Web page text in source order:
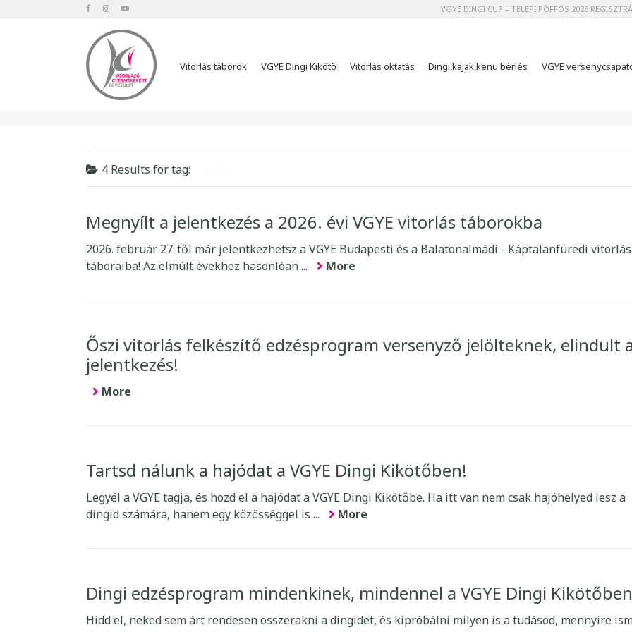
VGYE DINGI CUP – TELEPI PÖFFÖS 2026
Vitorlás táborok VGYE Dingi Kikötő Vitorlás oktatás Dingi,kajak,kenu bérlés VGYE
4 Results fortag:
Megnyílt a jelentkezés a 2026. évi VGYE vitorlás táborokba
2026. február 27-től már jelentkezhetsz a VGYE Budapesti és a Balatonalmádi - Káptalanfüredi vitorlás
táboraiba! Az elmúlt évekhez hasonlóan ...
More
Őszi vitorlás felkészítő edzésprogram versenyző jelölteknek, elindult
jelentkezés!
More
Tartsd nálunk a hajódat a VGYE Dingi Kikötőben!
Legyél a VGYE tagja, és hozd el a hajódat a VGYE Dingi Kikötőbe. Ha itt van nem csak hajóhelyed lesz a
dingid számára, hanem egy közösséggel is ...
More
Dingi edzésprogram mindenkinek, mindennel a VGYE Dingi Kikötőben
Hidd el, neked sem árt rendesen összerakni a dingidet, és kipróbálni milyen is a tudásod, mennyire